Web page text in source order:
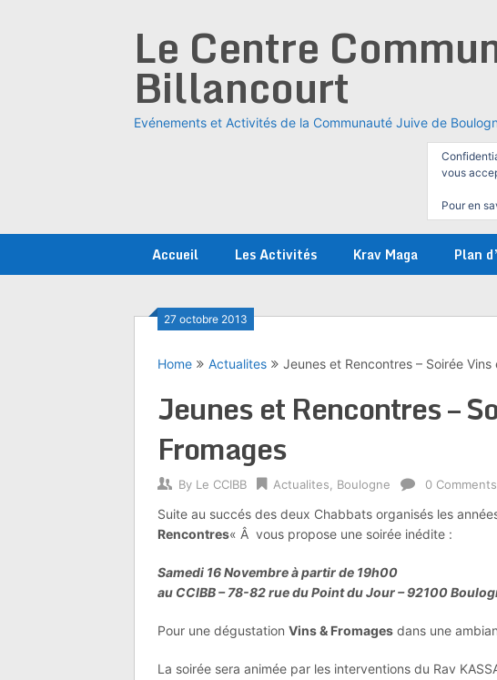
Le Centre
Billancourt
Evénements et Activités de la Communauté Juive de
vous
Pour en
Accueil Les Activités Krav Maga Plan
27 octobre 2013
Home Actualites Jeunes et Rencontres – Soirée Vins
Jeunes et Rencontres –
Fromages
By Le CCIBB Actualites Boulogne 0 Comments
Suite au succés des deux Chabbats organisés les
Rencontres« Â vous propose une soirée inédite :
Samedi 16 Novembre à partir de 19h00
au CCIBB – 78-82 rue du Point du Jour – 92100
Pour une dégustation Vins & Fromages dans une
La soirée sera animée par les interventions du Rav